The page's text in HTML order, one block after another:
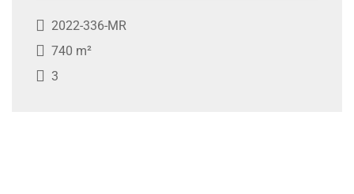
2022-336-MR
740 m²
3